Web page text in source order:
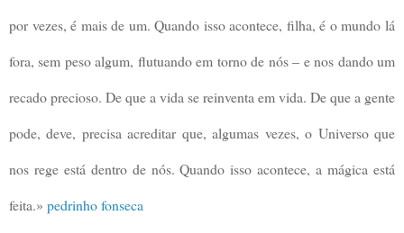
por vezes, é mais de um. Quando isso acontece, filha, é o mundo lá
fora, sem peso algum, flutuando em torno de nós – e nos dando um
recado precioso. De que a vida se reinventa em vida. De que a gente
pode, deve, precisa acreditar que, algumas vezes, o Universo que
nos rege está dentro de nós. Quando isso acontece, a mágica está
feita.» pedrinho fonseca